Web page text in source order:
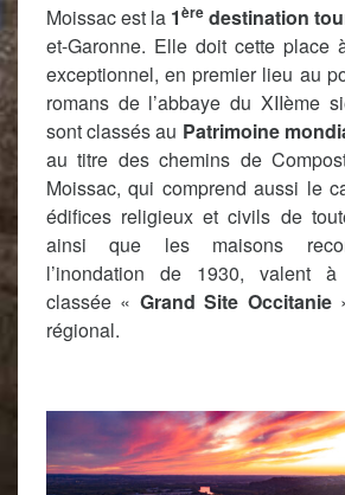
Moissac est la 1ère destination
et-Garonne. Elle doit cette place
exceptionnel, en premier lieu au
romans de l’abbaye du XIIème
sont classés au Patrimoine
au titre des chemins de
Moissac, qui comprend aussi le
édifices religieux et civils de
ainsi que les maisons
l’inondation de 1930, valent à
classée « Grand Site Occitanie
régional.